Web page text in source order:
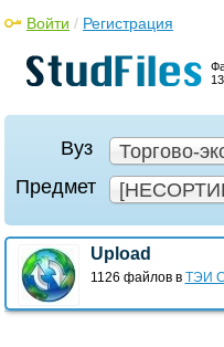
Войти / Регистрация
Вуз
Торгово-
Предмет
Upload
1126 файлов в ТЭИ